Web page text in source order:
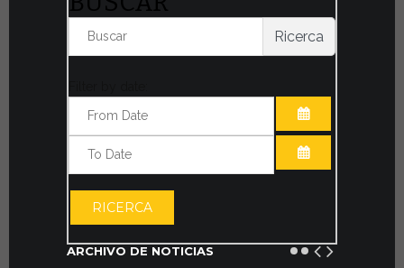
Ricerca
ABRIR EL
RICERCA
ARCHIVO DE NOTICIAS